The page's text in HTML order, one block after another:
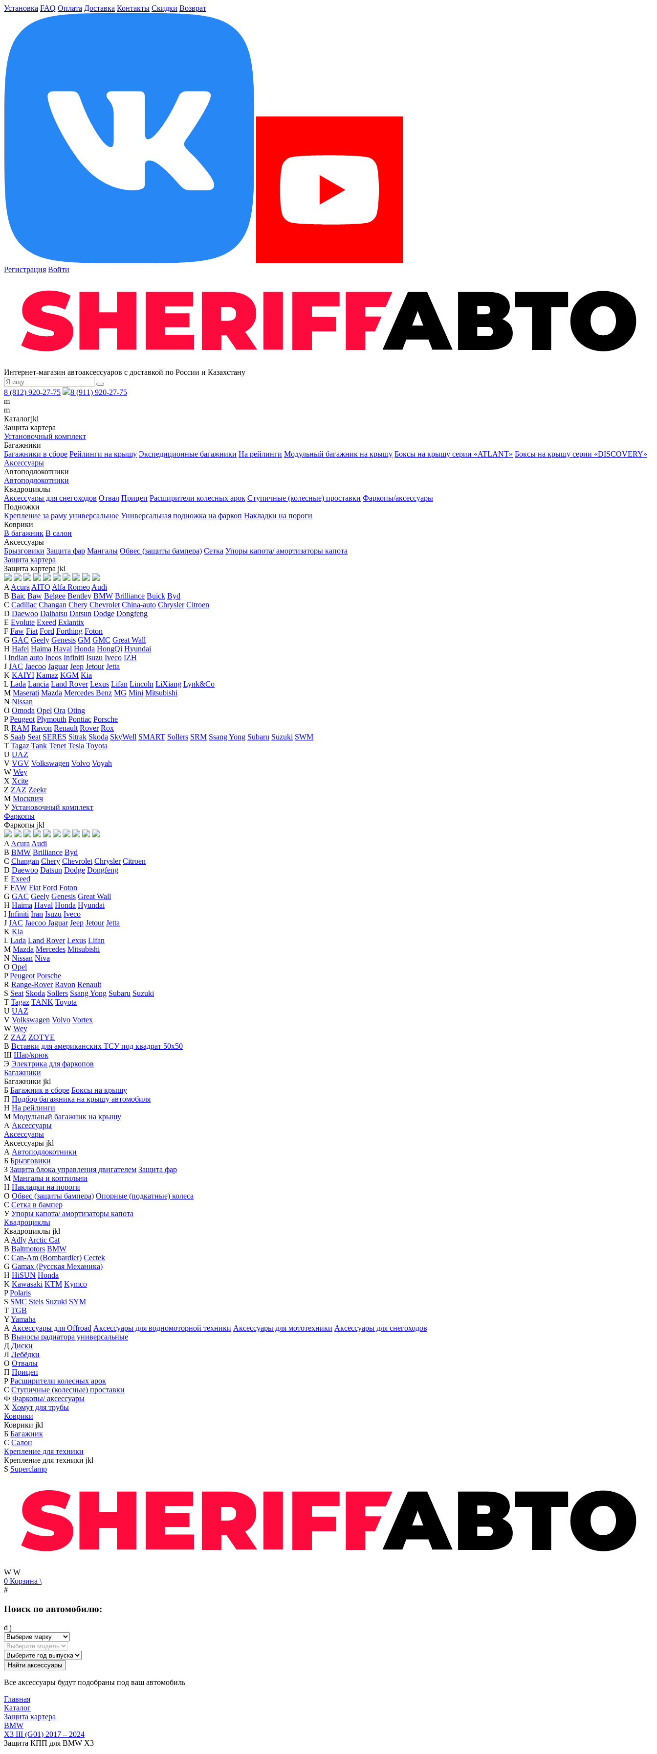
Установка FAQ Оплата Доставка Контакты Скидки Возврат
Регистрация Войти
Интернет-магазин автоаксессуаров с доставкой по России и Казахстану
8 (812) 920-27-75
8 (911) 920-27-75
m
m
Каталогjkl
Защита картера
Установочный комплект
Багажники
Багажники в сборе Рейлинги на крышу Экспедиционные багажники На рейлинги Модульный багажник на крышу Боксы на крышу серии «ATLANT» Боксы на крышу серии «DISCOVERY»
Аксессуары
Автоподлокотники
Автоподлокотники
Квадроциклы
Аксессуары для снегоходов Отвал Прицеп Расширители колесных арок Ступичные (колесные) проставки Фаркопы/аксессуары
Подножки
Крепление за раму универсальное Универсальная подножка на фаркоп Накладки на пороги
Коврики
В багажник В салон
Аксессуары
Брызговики Защита фар Мангалы Обвес (защиты бампера) Сетка Упоры капота/ амортизаторы капота
Защита картера
Защита картера jkl
AAcuraAITO Alfa RomeoAudi
B Baic Baw Belgee Bentley BMW Brilliance Buick Byd
C Cadillac Changan Chery Chevrolet China-auto Chrysler Citroen
D Daewoo Daihatsu Datsun Dodge Dongfeng
E Evolute Exeed Exlantix
F Faw Fiat Ford Forthing Foton
G GAC Geely Genesis GM GMC Great Wall
H Hafei Haima Haval Honda HongQi Hyundai
I Indian auto Ineos Infiniti Isuzu Iveco IZH
J JAC Jaecoo Jaguar Jeep Jetour Jetta
K KAIYI Kamaz KGM Kia
L Lada Lancia Land Rover Lexus Lifan Lincoln LiXiang Lynk&Co
M Maserati Mazda Mercedes Benz MG Mini Mitsubishi
N Nissan
O Omoda Opel Ora Oting
P Peugeot Plymouth Pontiac Porsche
R RAM Ravon Renault Rover Rox
S Saab Seat SERES Sitrak Skoda SkyWell SMART Sollers SRM Ssang Yong Subaru Suzuki SWM
T Tagaz Tank Tenet Tesla Toyota
U UAZ
V VGV Volkswagen Volvo Voyah
W Wey
X Xcite
Z ZAZ Zeekr
М Москвич
У Установочный комплект
Фаркопы
Фаркопы jkl
AAcuraAudi
B BMW Brilliance Byd
C Changan Chery Chevrolet Chrysler Citroen
D Daewoo Datsun Dodge Dongfeng
E Exeed
F FAW Fiat Ford Foton
G GAC Geely Genesis Great Wall
H Haima Haval Honda Hyundai
I Infiniti Iran Isuzu Iveco
J JAC Jaecoo Jaguar Jeep Jetour Jetta
K Kia
L Lada Land Rover Lexus Lifan
M Mazda Mercedes Mitsubishi
N Nissan Niva
O Opel
P Peugeot Porsche
R Range-Rover Ravon Renault
S Seat Skoda Sollers Ssang Yong Subaru Suzuki
T Tagaz TANK Toyota
U UAZ
V Volkswagen Volvo Vortex
W Wey
Z ZAZ ZOTYE
В Вставки для американских ТСУ под квадрат 50х50
Ш Шар/крюк
Э Электрика для фаркопов
Багажники
Багажники jkl
Б Багажник в сборе Боксы на крышу
П Подбор багажника на крышу автомобиля
Н На рейлинги
М Модульный багажник на крышу
А Аксессуары
Аксессуары
Аксессуары jkl
А Автоподлокотники
Б Брызговики
З Защита блока управления двигателем Защита фар
М Мангалы и коптильни
Н Накладки на пороги
О Обвес (защиты бампера) Опорные (подкатные) колеса
С Сетка в бампер
У Упоры капота/ амортизаторы капота
Квадроциклы
Квадроциклы jkl
AAdlyArctic Cat
B Baltmotors BMW
C Can-Am (Bombardier) Cectek
G Gamax (Русская Механика)
H HiSUN Honda
K Kawasaki KTM Kymco
P Polaris
S SMC Stels Suzuki SYM
T TGB
YYamaha
А Аксессуары для Offroad Аксессуары для водномоторной техники Аксессуары для мототехники Аксессуары для снегоходов
В Выносы радиатора универсальные
Д Диски
Л Лебёдки
О Отвалы
П Прицеп
Р Расширители колесных арок
С Ступичные (колесные) проставки
Ф Фаркопы/ аксессуары
Х Хомут для трубы
Коврики
Коврики jkl
Б Багажник
С Салон
Крепление для техники
Крепление для техники jkl
S Superclamp
W W
0 Корзина \
#
Поиск по автомобилю:
d j
Найти аксессуары
Все аксессуары будут подобраны под ваш автомобиль
Главная
Каталог
Защита картера
BMW
X3 III (G01) 2017 – 2024
Защита КПП для BMW X3